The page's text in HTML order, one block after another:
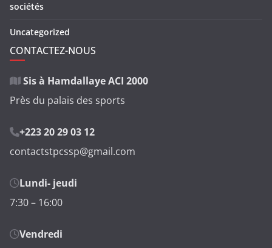
sociétés
Uncategorized
CONTACTEZ-NOUS
Sis à Hamdallaye ACI 2000
Près du palais des sports
+223 20 29 03 12
contactstpcssp@gmail.com
Lundi- jeudi
7:30 – 16:00
Vendredi